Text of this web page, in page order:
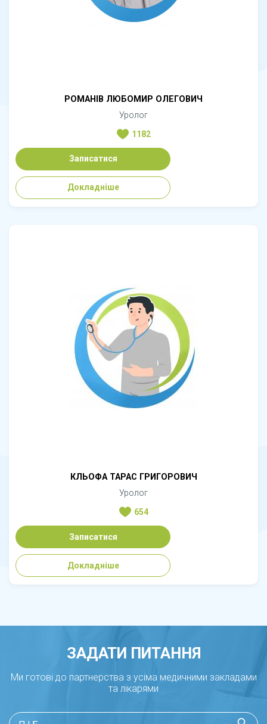
РОМАНІВ ЛЮБОМИР ОЛЕГОВИЧ
Уролог
1182
Записатися
Докладніше
КЛЬОФА ТАРАС ГРИГОРОВИЧ
Уролог
654
Записатися
Докладніше
ЗАДАТИ ПИТАННЯ
Ми готові до партнерства з усіма медичними закладами
та лікарями